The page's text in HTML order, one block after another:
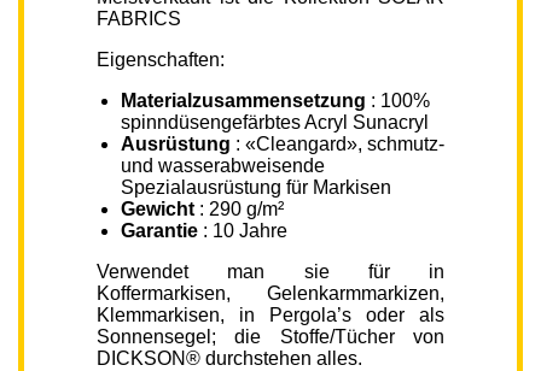
FABRICS
Eigenschaften:
Materialzusammensetzung : 100%
spinndüsengefärbtes Acryl Sunacryl
Ausrüstung : «Cleangard», schmutz-
und wasserabweisende
Spezialausrüstung für Markisen
Gewicht : 290 g/m²
Garantie : 10 Jahre
Verwendet man sie für in
Koffermarkisen, Gelenkarmmarkizen,
Klemmarkisen, in Pergola’s oder als
Sonnensegel; die Stoffe/Tücher von
DICKSON® durchstehen alles.